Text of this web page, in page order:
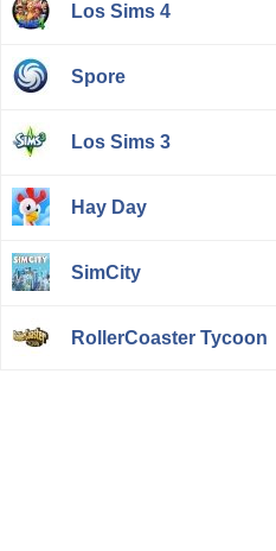
Los Sims 4
Spore
Los Sims 3
Hay Day
SimCity
RollerCoaster Tycoon